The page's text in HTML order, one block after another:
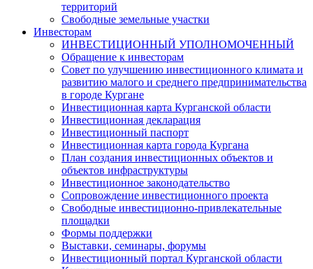
территорий
Свободные земельные участки
Инвесторам
ИНВЕСТИЦИОННЫЙ УПОЛНОМОЧЕННЫЙ
Обращение к инвесторам
Совет по улучшению инвестиционного климата и
развитию малого и среднего предпринимательства
в городе Кургане
Инвестиционная карта Курганской области
Инвестиционная декларация
Инвестиционный паспорт
Инвестиционная карта города Кургана
План создания инвестиционных объектов и
объектов инфраструктуры
Инвестиционное законодательство
Сопровождение инвестиционного проекта
Свободные инвестиционно-привлекательные
площадки
Формы поддержки
Выставки, семинары, форумы
Инвестиционный портал Курганской области